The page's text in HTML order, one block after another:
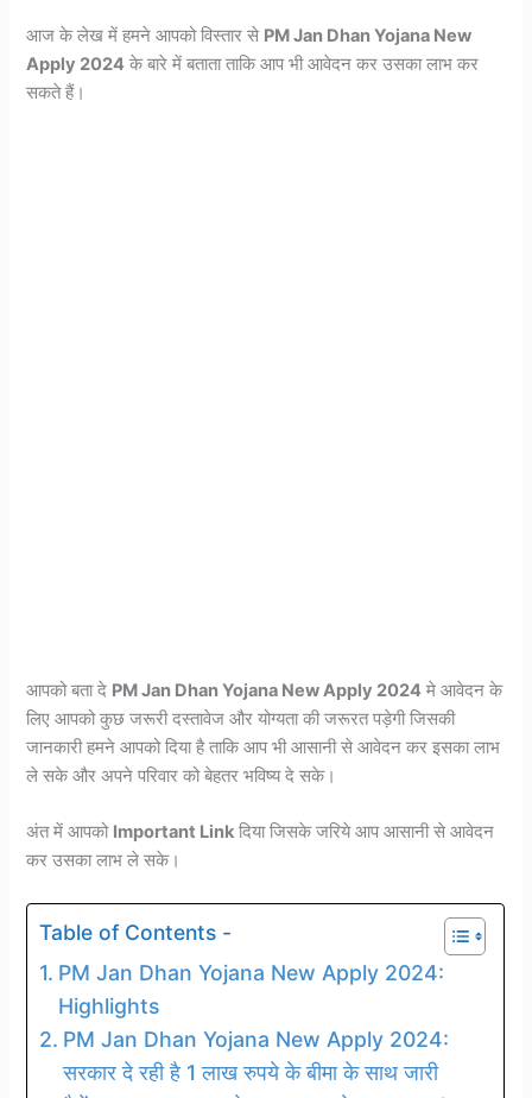
आज के लेख में हमने आपको विस्तार से PM Jan Dhan Yojana New
Apply 2024 के बारे में बताता ताकि आप भी आवेदन कर उसका लाभ कर
सकते हैं।
आपको बता दे PM Jan Dhan Yojana New Apply 2024 मे आवेदन के
लिए आपको कुछ जरूरी दस्तावेज और योग्यता की जरूरत पड़ेगी जिसकी
जानकारी हमने आपको दिया है ताकि आप भी आसानी से आवेदन कर इसका लाभ
ले सके और अपने परिवार को बेहतर भविष्य दे सके।
अंत में आपको Important Link दिया जिसके जरिये आप आसानी से आवेदन
कर उसका लाभ ले सके।
Table of Contents -
PM Jan Dhan Yojana New Apply 2024:
Highlights
PM Jan Dhan Yojana New Apply 2024:
सरकार दे रही है 1 लाख रुपये के बीमा के साथ जारी